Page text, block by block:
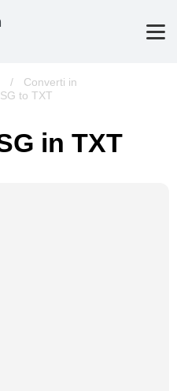
/
Converti in
to TXT
in TXT